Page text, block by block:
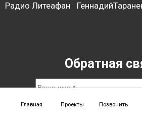
Обратная
Радио Литеафан
Главная Проекты Позвонить